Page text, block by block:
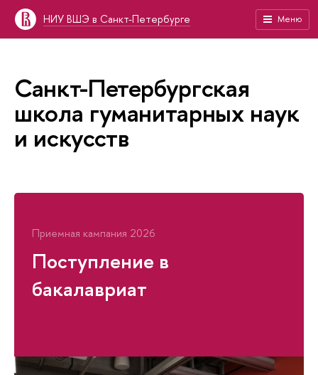
НИУ ВШЭ в Санкт-Петербурге Меню
Санкт-Петербургская
школа гуманитарных наук
и искусств
Приемная кампания 2026
Поступление в
бакалавриат